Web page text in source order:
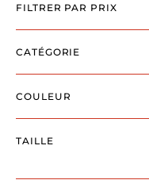
FILTRER PAR PRIX
CATÉGORIE
COULEUR
TAILLE